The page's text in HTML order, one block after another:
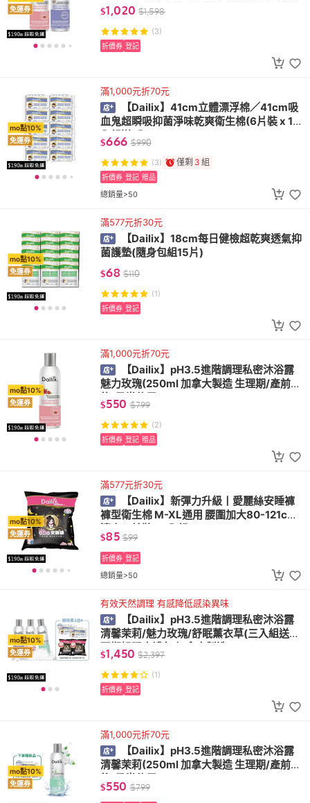
免運券
大禮包 加拿大製造 生理期/產前產後/日常使
用)
$1,020 $1,598
(3)
折價券 登記
mo點10%
免運券
滿1,000元折70元
【Dailix】41cm立體漂浮棉／41cm吸
血鬼超瞬吸抑菌淨味乾爽衛生棉(6片裝 x 10
入組送1入)
$666 $990
(3) 僅剩 3 組
總銷量>50
折價券 登記 贈品
mo點10%
免運券
滿577元折30元
【Dailix】18cm每日健檢超乾爽透氣抑
菌護墊(隨身包組15片)
$68 $110
(1)
折價券 登記
mo點10%
免運券
滿1,000元折70元
【Dailix】pH3.5進階調理私密沐浴露
魅力玫瑰(250ml 加拿大製造 生理期/產前產
後/日常使用)
$550 $799
(2)
折價券 登記 贈品
mo點10%
免運券
滿577元折30元
【Dailix】新彈力升級丨愛麗絲安睡褲
褲型衛生棉 M-XL通用 腰圍加大80-121cm
$85 $99
總銷量>50
折價券 登記
mo點10%
免運券
有效天然調理 有感降低感染異味
【Dailix】pH3.5進階調理私密沐浴露
清馨茉莉/魅力玫瑰/舒眠薰衣草(三入組送生
理期好眠大禮包 加拿大製造)
$1,450 $2,397
(1)
折價券 登記
mo點10%
免運券
滿1,000元折70元
【Dailix】pH3.5進階調理私密沐浴露
清馨茉莉(250ml 加拿大製造 生理期/產前產
$550 $799